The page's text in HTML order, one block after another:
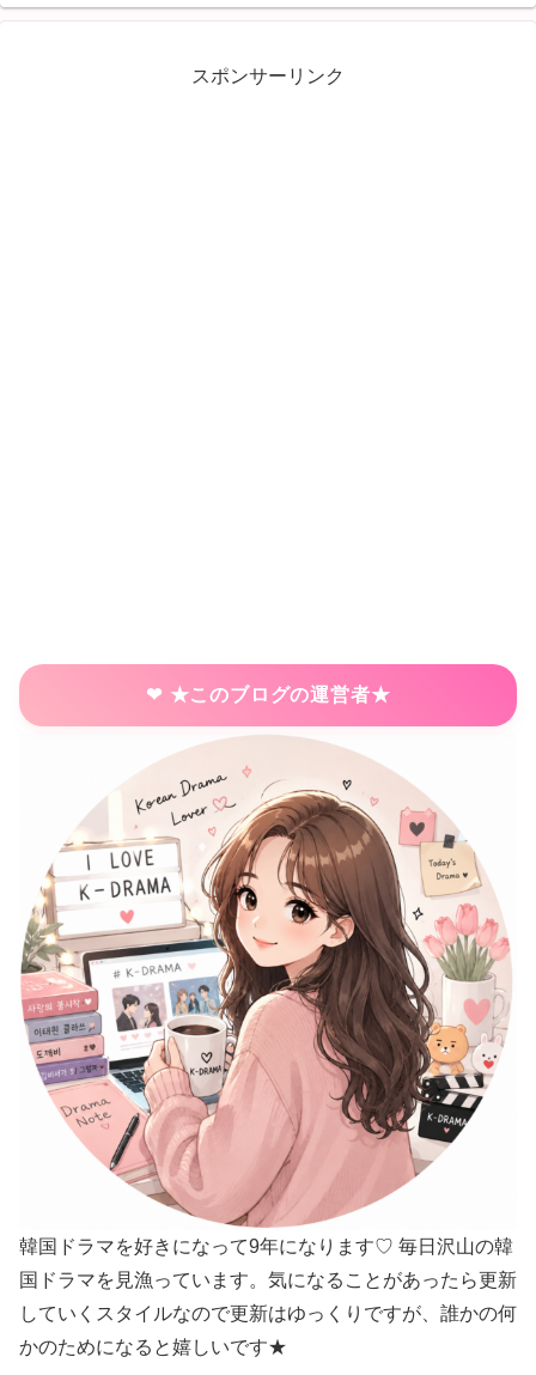
スポンサーリンク
★このブログの運営者★
韓国ドラマを好きになって9年になります♡ 毎日沢山の韓
国ドラマを見漁っています。気になることがあったら更新
していくスタイルなので更新はゆっくりですが、誰かの何
かのためになると嬉しいです★